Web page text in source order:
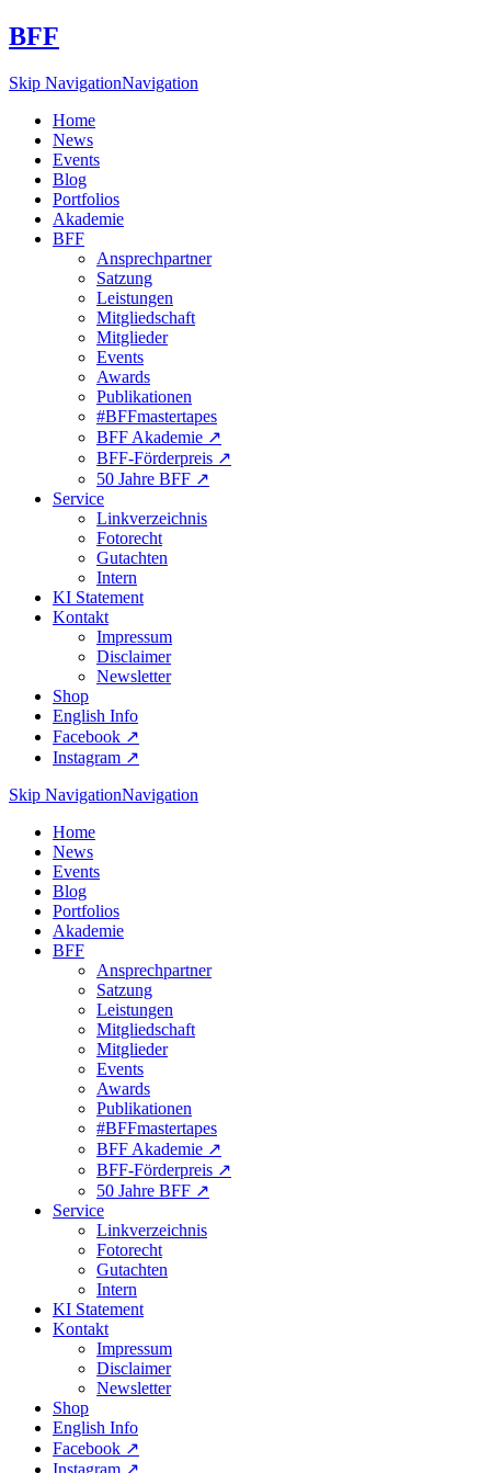
BFF
Skip NavigationNavigation
Home
News
Events
Blog
Portfolios
Akademie
BFF
Ansprechpartner
Satzung
Leistungen
Mitgliedschaft
Mitglieder
Events
Awards
Publikationen
#BFFmastertapes
BFF Akademie ↗︎
BFF-Förderpreis ↗︎
50 Jahre BFF ↗︎
Service
Linkverzeichnis
Fotorecht
Gutachten
Intern
KI Statement
Kontakt
Impressum
Disclaimer
Newsletter
Shop
English Info
Facebook ↗︎
Instagram ↗︎
Skip NavigationNavigation
Home
News
Events
Blog
Portfolios
Akademie
BFF
Ansprechpartner
Satzung
Leistungen
Mitgliedschaft
Mitglieder
Events
Awards
Publikationen
#BFFmastertapes
BFF Akademie ↗︎
BFF-Förderpreis ↗︎
50 Jahre BFF ↗︎
Service
Linkverzeichnis
Fotorecht
Gutachten
Intern
KI Statement
Kontakt
Impressum
Disclaimer
Newsletter
Shop
English Info
Facebook ↗︎
Instagram ↗︎